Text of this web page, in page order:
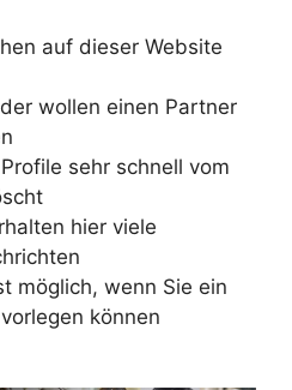
auf dieser Website
wollen einen Partner
sehr schnell vom
hier viele
möglich, wenn Sie ein
können